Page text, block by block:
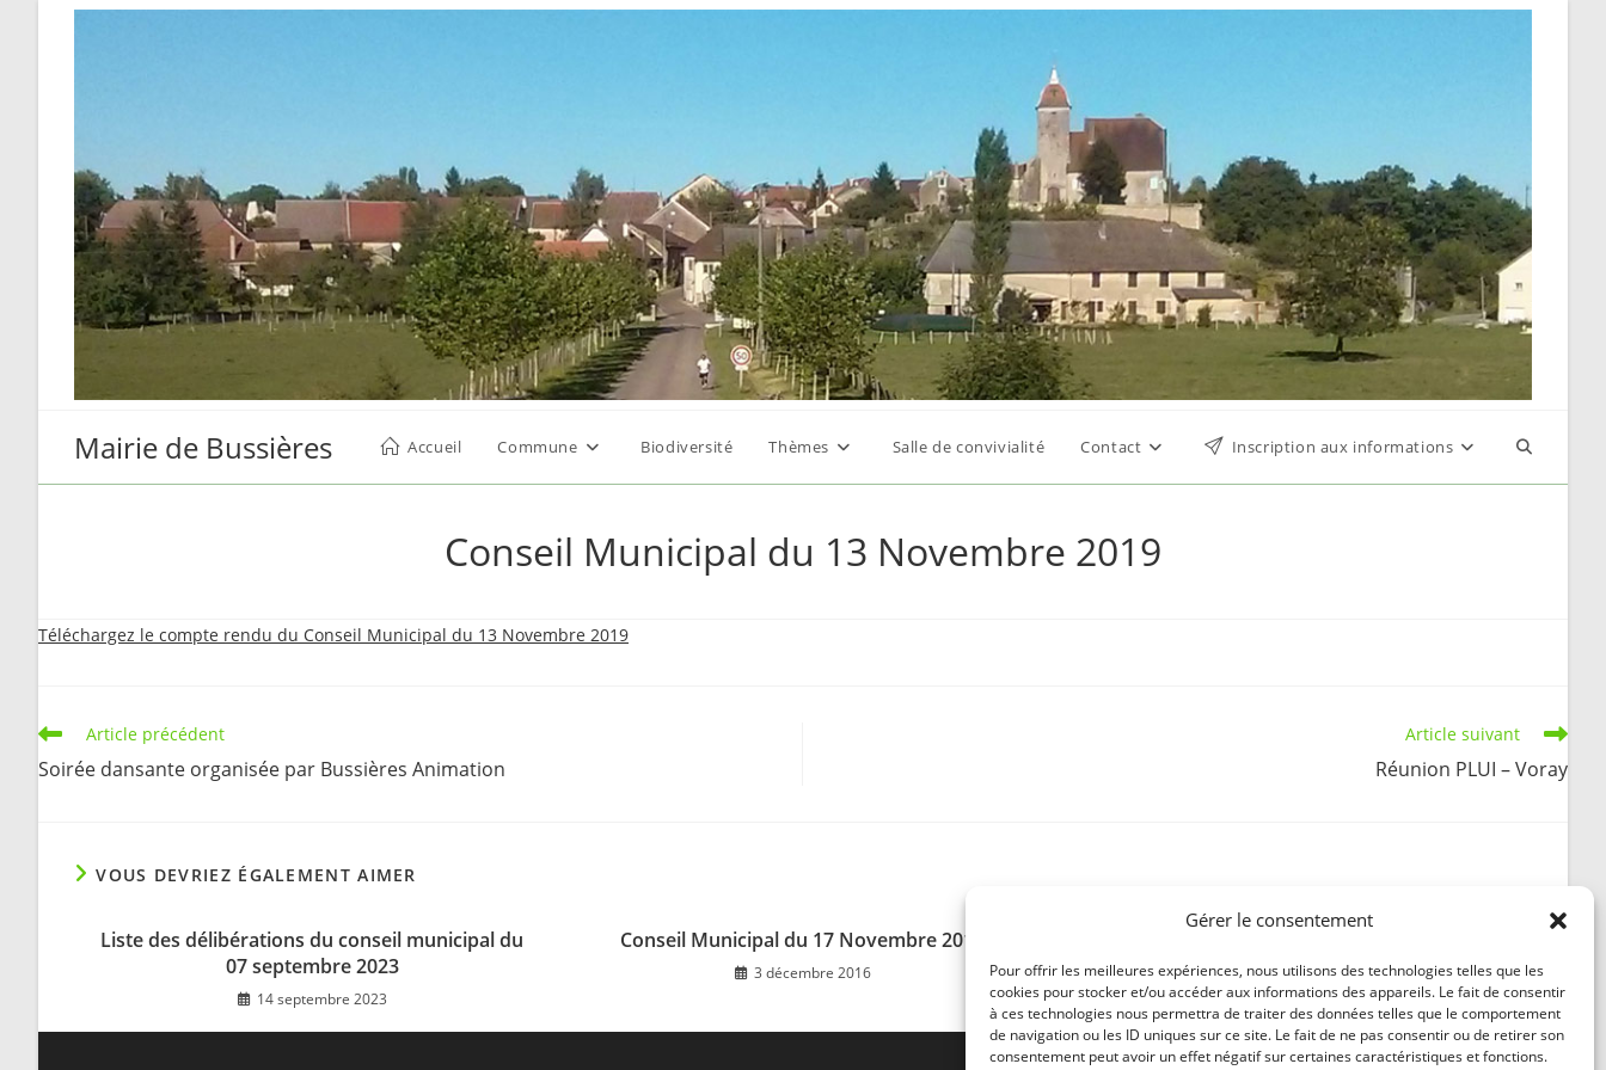
Gérer le consentement
Pour offrir les meilleures expériences, nous utilisons des technologies telles que les
cookies pour stocker et/ou accéder aux informations des appareils. Le fait de consentir
à ces technologies nous permettra de traiter des données telles que le comportement
de navigation ou les ID uniques sur ce site. Le fait de ne pas consentir ou de retirer son
consentement peut avoir un effet négatif sur certaines caractéristiques et fonctions.
Mairie de Bussières Accueil Commune Biodiversité Thèmes Salle de convivialité Contact Inscription aux informations Toggle
Conseil Municipal du 13 Novembre 2019
Téléchargez le compte rendu du Conseil Municipal du 13 Novembre 2019
Read
articles
Article précédent
Soirée dansante organisée par Bussières Animation
Article suivant
Réunion PLUI – Voray
VOUS DEVRIEZ ÉGALEMENT AIMER
Liste des délibérations du conseil municipal du
07 septembre 2023
14 septembre 2023
Conseil Municipal du 17 Novembre 2016
3 décembre 2016
11 décembre 2025
18 décembre 2025